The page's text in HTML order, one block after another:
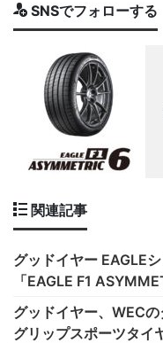
SNSでフォローする
関連記事
グッドイヤー EAGLE
「EAGLE F1
グッドイヤー、WEC
グリップスポーツタイ